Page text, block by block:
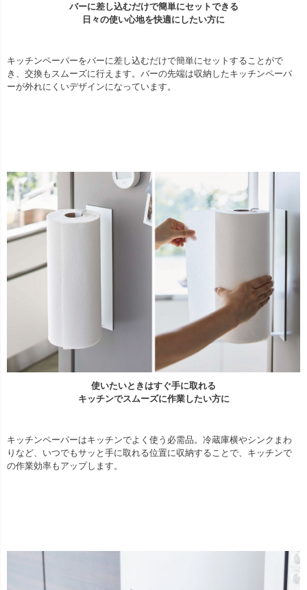
バーに差し込むだけで簡単にセットできる
日々の使い心地を快適にしたい方に
キッチンペーパーをバーに差し込むだけで簡単にセットすることがで
き、交換もスムーズに行えます。バーの先端は収納したキッチンペーパ
ーが外れにくいデザインになっています。
使いたいときはすぐ手に取れる
キッチンでスムーズに作業したい方に
キッチンペーパーはキッチンでよく使う必需品。冷蔵庫横やシンクまわ
りなど、いつでもサッと手に取れる位置に収納することで、キッチンで
の作業効率もアップします。